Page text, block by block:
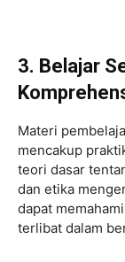
3. Belajar
Materi
mencakup
teori dasar
dan etika
dapat
terlibat dalam